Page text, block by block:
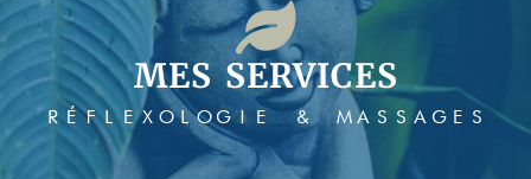

MES SERVICES
RÉFLEXOLOGIE & MASSAGES